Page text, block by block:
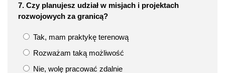
7. Czy planujesz udział w misjach i projektach
rozwojowych za granicą?
Tak, mam praktykę terenową
Rozważam taką możliwość
Nie, wolę pracować zdalnie